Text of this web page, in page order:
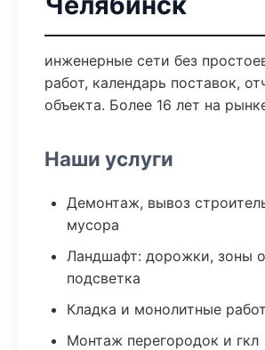
инженерные сети без
работ, календарь поставок,
объекта. Более 16 лет на
Наши услуги
Демонтаж, вывоз
мусора
Ландшафт: дорожки, зоны
подсветка
Кладка и монолитные
Монтаж перегородок и гкл